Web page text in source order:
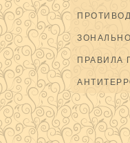
ПРАВИЛА